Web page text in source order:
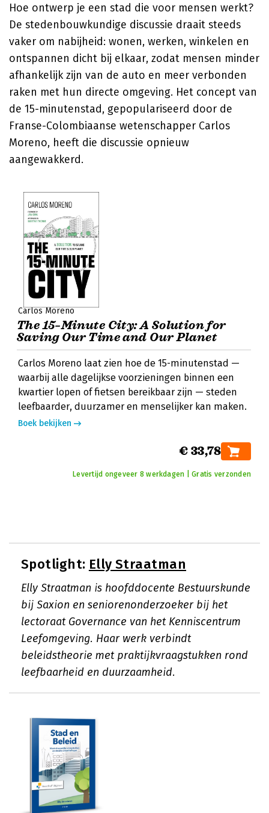
Hoe ontwerp je een stad die voor mensen werkt?
De stedenbouwkundige discussie draait steeds
vaker om nabijheid: wonen, werken, winkelen en
ontspannen dicht bij elkaar, zodat mensen minder
afhankelijk zijn van de auto en meer verbonden
raken met hun directe omgeving. Het concept van
de 15-minutenstad, gepopulariseerd door de
Franse-Colombiaanse wetenschapper Carlos
Moreno, heeft die discussie opnieuw
aangewakkerd.
Carlos Moreno
The 15–Minute City: A Solution for
Saving Our Time and Our Planet
Carlos Moreno laat zien hoe de 15-minutenstad —
waarbij alle dagelijkse voorzieningen binnen een
kwartier lopen of fietsen bereikbaar zijn — steden
leefbaarder, duurzamer en menselijker kan maken.
Boek bekijken
€ 33,78
Levertijd ongeveer 8 werkdagen | Gratis verzonden
Spotlight: Elly Straatman
Elly Straatman is hoofddocente Bestuurskunde
bij Saxion en seniorenonderzoeker bij het
lectoraat Governance van het Kenniscentrum
Leefomgeving. Haar werk verbindt
beleidstheorie met praktijkvraagstukken rond
leefbaarheid en duurzaamheid.